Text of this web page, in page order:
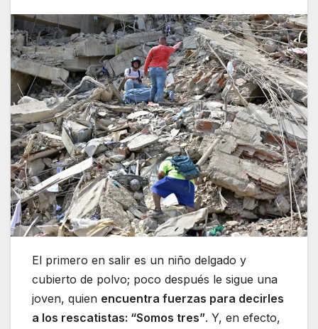
El primero en salir es un niño delgado y
cubierto de polvo; poco después le sigue una
joven, quien encuentra fuerzas para decirles
a los rescatistas: “Somos tres”. Y, en efecto,